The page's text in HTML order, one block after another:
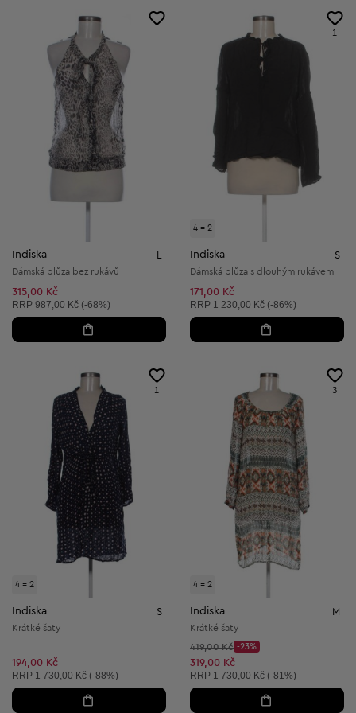
Indiska L
Dámská blůza bez rukávů
315,00 Kč
Doporučená cena:
RRP 987,00 Kč (-68%)
4 = 2
1
Indiska S
Dámská blůza s dlouhým rukávem
171,00 Kč
Doporučená cena:
RRP 1 230,00 Kč (-86%)
4 = 2
1
Indiska S
Krátké šaty
194,00 Kč
Doporučená cena:
RRP 1 730,00 Kč (-88%)
4 = 2
3
Indiska M
Krátké šaty
Původní cena:
419,00 Kč
Discount Price:
-23%
Snížená cena:
319,00 Kč
Doporučená cena:
RRP 1 730,00 Kč (-81%)